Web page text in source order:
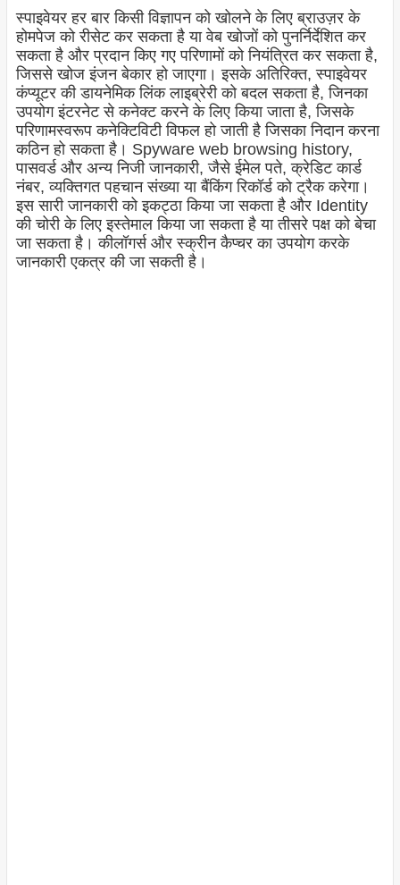
स्पाइवेयर हर बार किसी विज्ञापन को खोलने के लिए ब्राउज़र के
होमपेज को रीसेट कर सकता है या वेब खोजों को पुनर्निर्देशित कर
सकता है और प्रदान किए गए परिणामों को नियंत्रित कर सकता है,
जिससे खोज इंजन बेकार हो जाएगा। इसके अतिरिक्त, स्पाइवेयर
कंप्यूटर की डायनेमिक लिंक लाइब्रेरी को बदल सकता है, जिनका
उपयोग इंटरनेट से कनेक्ट करने के लिए किया जाता है, जिसके
परिणामस्वरूप कनेक्टिविटी विफल हो जाती है जिसका निदान करना
कठिन हो सकता है। Spyware web browsing history,
पासवर्ड और अन्य निजी जानकारी, जैसे ईमेल पते, क्रेडिट कार्ड
नंबर, व्यक्तिगत पहचान संख्या या बैंकिंग रिकॉर्ड को ट्रैक करेगा।
इस सारी जानकारी को इकट्ठा किया जा सकता है और Identity
की चोरी के लिए इस्तेमाल किया जा सकता है या तीसरे पक्ष को बेचा
जा सकता है। कीलॉगर्स और स्क्रीन कैप्चर का उपयोग करके
जानकारी एकत्र की जा सकती है।